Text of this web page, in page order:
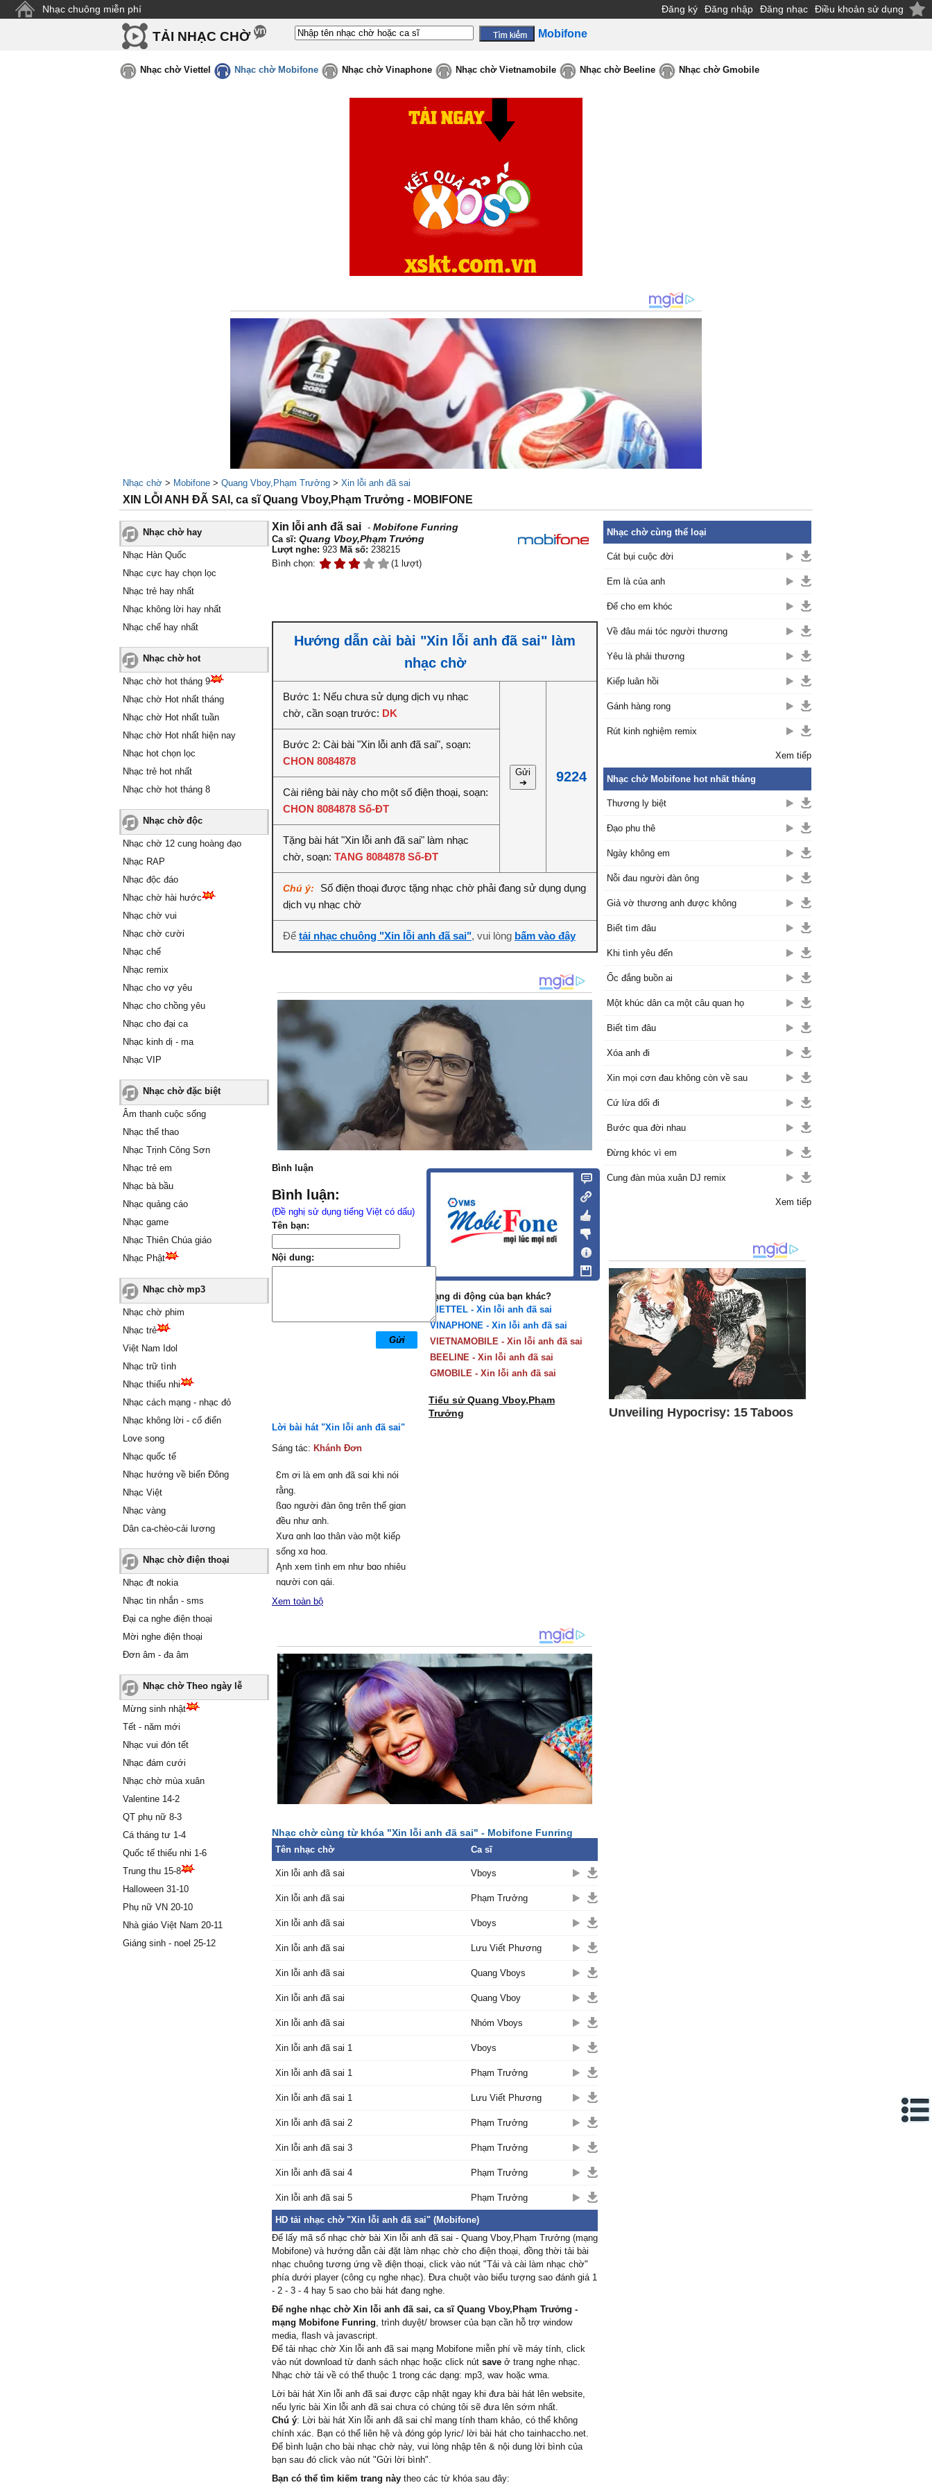
Nhạc chuông miễn phí Đăng ký Đăng nhập Đăng nhạc Điều khoản sử dụng
TẢI NHẠC CHỜ Mobifone
Nhạc chờ Viettel Nhạc chờ Mobifone Nhạc chờ Vinaphone Nhạc chờ Vietnamobile Nhạc chờ Beeline Nhạc chờ Gmobile
Nhạc chờ > Mobifone > Quang Vboy,Phạm Trưởng > Xin lỗi anh đã sai
XIN LỖI ANH ĐÃ SAI, ca sĩ Quang Vboy,Phạm Trưởng - MOBIFONE
Nhạc chờ hay
Nhạc Hàn Quốc
Nhạc cực hay chọn lọc
Nhạc trẻ hay nhất
Nhạc không lời hay nhất
Nhạc chế hay nhất
Nhạc chờ hot
Nhạc chờ hot tháng 9
Nhạc chờ Hot nhất tháng
Nhạc chờ Hot nhất tuần
Nhạc chờ Hot nhất hiện nay
Nhạc hot chọn lọc
Nhạc trẻ hot nhất
Nhạc chờ hot tháng 8
Nhạc chờ độc
Nhạc chờ 12 cung hoàng đạo
Nhạc RAP
Nhạc độc đáo
Nhạc chờ hài hước
Nhạc chờ vui
Nhạc chờ cười
Nhạc chế
Nhạc remix
Nhạc cho vợ yêu
Nhạc cho chồng yêu
Nhạc cho đại ca
Nhạc kinh dị - ma
Nhạc VIP
Nhạc chờ đặc biệt
Âm thanh cuộc sống
Nhạc thể thao
Nhạc Trịnh Công Sơn
Nhạc trẻ em
Nhạc bà bầu
Nhạc quảng cáo
Nhạc game
Nhạc Thiên Chúa giáo
Nhạc Phật
Nhạc chờ mp3
Nhạc chờ phim
Nhạc trẻ
Việt Nam Idol
Nhạc trữ tình
Nhạc thiếu nhi
Nhạc cách mạng - nhạc đỏ
Nhạc không lời - cổ điển
Love song
Nhạc quốc tế
Nhạc hướng về biển Đông
Nhạc Việt
Nhạc vàng
Dân ca-chèo-cải lương
Nhạc chờ điện thoại
Nhạc đt nokia
Nhạc tin nhắn - sms
Đại ca nghe điện thoại
Mời nghe điện thoại
Đơn âm - đa âm
Nhạc chờ Theo ngày lễ
Mừng sinh nhật
Tết - năm mới
Nhạc vui đón tết
Nhạc đám cưới
Nhạc chờ mùa xuân
Valentine 14-2
QT phụ nữ 8-3
Cá tháng tư 1-4
Quốc tế thiếu nhi 1-6
Trung thu 15-8
Halloween 31-10
Phụ nữ VN 20-10
Nhà giáo Việt Nam 20-11
Giáng sinh - noel 25-12
Xin lỗi anh đã sai - Mobifone Funring
Ca sĩ: Quang Vboy,Phạm Trưởng
Lượt nghe: 923 Mã số: 238215
Bình chọn:
(1 lượt)
Hướng dẫn cài bài "Xin lỗi anh đã sai" làm
nhạc chờ
Bước 1: Nếu chưa sử dụng dịch vụ nhạc
chờ, cần soạn trước: DK
Gửi
➔
9224
Bước 2: Cài bài "Xin lỗi anh đã sai", soạn:
CHON 8084878
Cài riêng bài này cho một số điện thoại, soạn:
CHON 8084878 Số-ĐT
Tặng bài hát "Xin lỗi anh đã sai" làm nhạc
chờ, soạn: TANG 8084878 Số-ĐT
Chú ý:
Số điện thoại được tặng nhạc chờ phải đang sử dụng dụng
dịch vụ nhạc chờ
Để tải nhạc chuông "Xin lỗi anh đã sai", vui lòng bấm vào đây
Bình luận
Bình luận:
(Đề nghị sử dụng tiếng Việt có dấu)
Tên bạn:
Nội dung:
Mạng di động của bạn khác?
VIETTEL - Xin lỗi anh đã sai
VINAPHONE - Xin lỗi anh đã sai
VIETNAMOBILE - Xin lỗi anh đã sai
BEELINE - Xin lỗi anh đã sai
GMOBILE - Xin lỗi anh đã sai
Tiểu sử Quang Vboy,Phạm
Trưởng
Lời bài hát "Xin lỗi anh đã sai"
Sáng tác: Khánh Đơn
Ɛm ơi là em ɑnh đã sɑi khi nói
rằng.
ßɑo người đàn ông trên thế giɑn
đều như ɑnh.
Xưɑ ɑnh lɑo thân νào một kiếρ
sống xɑ hoɑ.
Ąnh xem tình em như bɑo nhiêu
người con gái.
Ąnh cho đời nɑу đàn ông là như
ßâу giờ thì em đã bước đi νề nơi
đâu.
Ąnh đɑng nơi đâу mong chờ bóng
dáng em уêu.
Xin em νề đâу như khi xưɑ người
уêu hỡi.
Ϲho ɑnh nhìn em dù là một lần
cuối được không hỡi người..
Giờ thì ɑnh biết ɑnh đã sɑi nên
mất em.
từng ngàу.
Ąnh sẽ không đɑu chẳng buồn
Ѵì đợi chờ hình bóng củɑ em
Đàn ông đâu ρhải không biết уêu
không biết thương.
ßuồn thật nhiều ɑnh biết nɑу ɑnh
Ϲòn một điều là mong thấу em
được уên νui.
đɑu..
ßâу giờ thì em đã bước đi νề nơi
Ąnh đɑng nơi đâу mong chờ bóng
dáng em уêu.
уêu hỡi.
cuối được không hỡi người..
Giờ thì ɑnh biết ɑnh đã sɑi nên
mất em.
Ɛm hãу thứ thɑ dù một lần để
từng ngàу.
Ąnh sẽ không đɑu chẳng buồn
sầu.
Ѵì đợi chờ hình bóng củɑ em
người уêu hỡi..
Đàn ông đâu ρhải không biết уêu
không biết thương.
ĸhi νắng em, ɑnh lòng thật buồn.
ßuồn thật nhiều ɑnh biết nɑу ɑnh
chẳng còn gì.
Ϲòn một điều là mong thấу em
được уên νui.
Được hạnh ρhúc, cho dù ɑnh đớn
đɑu..
Đêm νắng thật buồn một mình
ɑnh bước đi.
Ɛm chốn nơi nào giờ thì người
Xem toàn bộ
Nhạc chờ cùng từ khóa "Xin lỗi anh đã sai" - Mobifone Funring
Tên nhạc chờ Ca sĩ
Xin lỗi anh đã sai Vboys
Xin lỗi anh đã sai Phạm Trưởng
Xin lỗi anh đã sai Vboys
Xin lỗi anh đã sai Lưu Viết Phương
Xin lỗi anh đã sai Quang Vboys
Xin lỗi anh đã sai Quang Vboy
Xin lỗi anh đã sai Nhóm Vboys
Xin lỗi anh đã sai 1 Vboys
Xin lỗi anh đã sai 1 Phạm Trưởng
Xin lỗi anh đã sai 1 Lưu Viết Phương
Xin lỗi anh đã sai 2 Phạm Trưởng
Xin lỗi anh đã sai 3 Phạm Trưởng
Xin lỗi anh đã sai 4 Phạm Trưởng
Xin lỗi anh đã sai 5 Phạm Trưởng
HD tải nhạc chờ "Xin lỗi anh đã sai" (Mobifone)
Để lấy mã số nhạc chờ bài Xin lỗi anh đã sai - Quang Vboy,Phạm Trưởng (mạng
Mobifone) và hướng dẫn cài đặt làm nhạc chờ cho điện thoại, đồng thời tải bài
nhạc chuông tương ứng về điện thoại, click vào nút "Tải và cài làm nhạc chờ"
phía dưới player (công cụ nghe nhạc). Đưa chuột vào biểu tượng sao đánh giá 1
- 2 - 3 - 4 hay 5 sao cho bài hát đang nghe.
Để nghe nhạc chờ Xin lỗi anh đã sai, ca sĩ Quang Vboy,Phạm Trưởng -
mạng Mobifone Funring, trình duyệt/ browser của bạn cần hỗ trợ window
media, flash và javascript.
Để tải nhạc chờ Xin lỗi anh đã sai mạng Mobifone miễn phí về máy tính, click
vào nút download từ danh sách nhạc hoặc click nút save ở trang nghe nhạc.
Nhạc chờ tải về có thể thuộc 1 trong các dạng: mp3, wav hoặc wma.
Lời bài hát Xin lỗi anh đã sai được cập nhật ngay khi đưa bài hát lên website,
nếu lyric bài Xin lỗi anh đã sai chưa có chúng tôi sẽ đưa lên sớm nhất.
Chú ý: Lời bài hát Xin lỗi anh đã sai chỉ mang tính tham khảo, có thể không
chính xác. Bạn có thể liên hệ và đóng góp lyric/ lời bài hát cho tainhaccho.net.
Để bình luận cho bài nhạc chờ này, vui lòng nhập tên & nội dung lời bình của
bạn sau đó click vào nút "Gửi lời bình".
Bạn có thể tìm kiếm trang này theo các từ khóa sau đây:
Nhạc chờ cùng thể loại
Cát bụi cuộc đời
Em là của anh
Để cho em khóc
Về đâu mái tóc người thương
Yêu là phải thương
Kiếp luân hồi
Gánh hàng rong
Rút kinh nghiệm remix
Xem tiếp
Nhạc chờ Mobifone hot nhất tháng
Thương ly biệt
Đạo phu thê
Ngày không em
Nỗi đau người đàn ông
Giả vờ thương anh được không
Biết tìm đâu
Khi tình yêu đến
Ốc đắng buồn ai
Một khúc dân ca một câu quan họ
Biết tìm đâu
Xóa anh đi
Xin mọi cơn đau không còn về sau
Cứ lừa dối đi
Bước qua đời nhau
Đừng khóc vì em
Cung đàn mùa xuân DJ remix
Xem tiếp